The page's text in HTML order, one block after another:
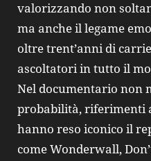
valorizzando non
ma anche il legame
oltre trent’anni di
ascoltatori in tutto il
Nel documentario non
probabilità, riferimenti
hanno reso iconico il
come Wonderwall,